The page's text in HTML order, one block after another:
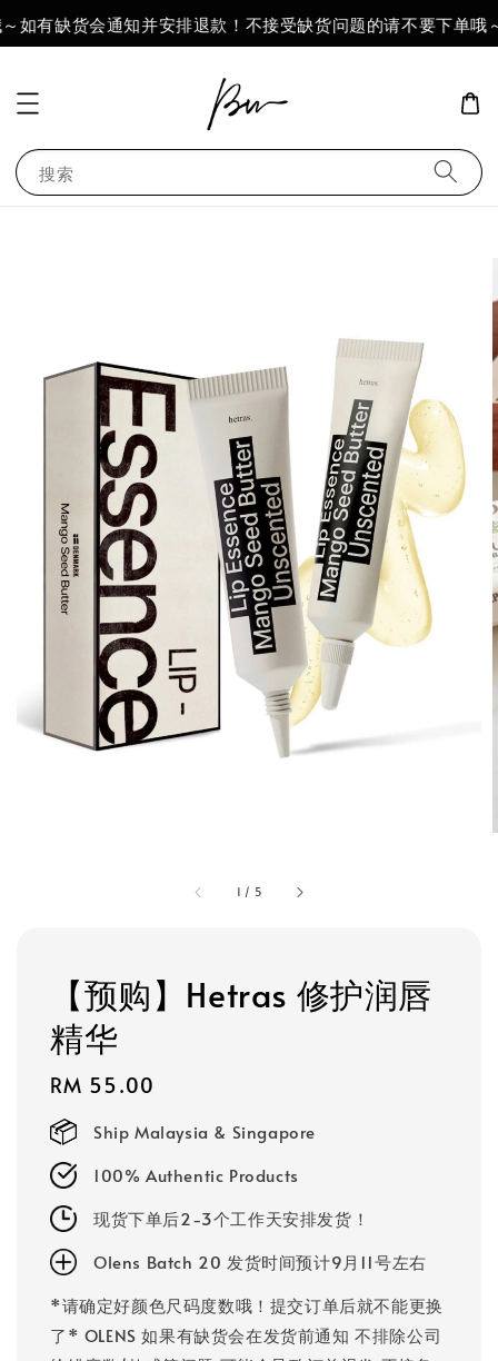
有缺货会通知并安排退款！不接受缺货问题的请不要下单哦～
搜索
1 / 5
【预购】Hetras 修护润唇
精华
Regular
price
RM 55.00
Ship Malaysia & Singapore
100% Authentic Products
现货下单后2-3个工作天安排发货！
Olens Batch 20 发货时间预计9月11号左右
*请确定好颜色尺码度数哦！提交订单后就不能更换
了* OLENS 如果有缺货会在发货前通知 不排除公司